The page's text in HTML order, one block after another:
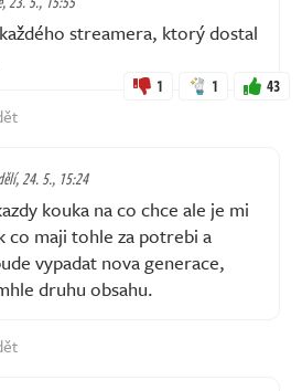
streamera, ktorý dostal
1 1 43
24. 5., 15:24
kouka na co chce ale je mi
maji tohle za potrebi a
vypadat nova generace,
druhu obsahu.